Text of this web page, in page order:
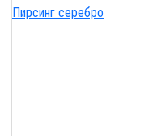
Пирсинг серебро